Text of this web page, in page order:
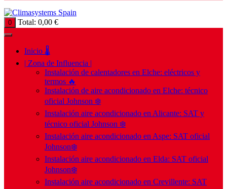
0 Total: 0,00 €
Inicio 🌡️
| Zona de Influencia |
Instalación de calentadores en Elche: eléctricos y
termos 🔥
Instalación de aire acondicionado en Elche: técnico
oficial Johnson ❄️
Instalación aire acondicionado en Alicante: SAT y
técnico oficial Johnson ❄️
Instalación aire acondicionado en Aspe: SAT oficial
Johnson❄️
Instalación aire acondicionado en Elda: SAT oficial
Johnson❄️
Instalación aire acondicionado en Crevillente: SAT